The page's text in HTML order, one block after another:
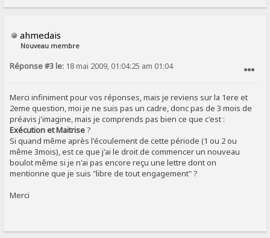
ahmedais
Nouveau membre
Réponse #3 le: 18 mai 2009, 01:04:25 am 01:04
Merci infiniment pour vos réponses, mais je reviens sur la 1ere et
2eme question, moi je ne suis pas un cadre, donc pas de 3 mois de
préavis j'imagine, mais je comprends pas bien ce que c'est :
Exécution et Maitrise?
Si quand même après l'écoulement de cette période (1 ou 2 ou
même 3mois), est ce que j'ai le droit de commencer un nouveau
boulot même si je n'ai pas encore reçu une lettre dont on
mentionne que je suis "libre de tout engagement" ?
Merci